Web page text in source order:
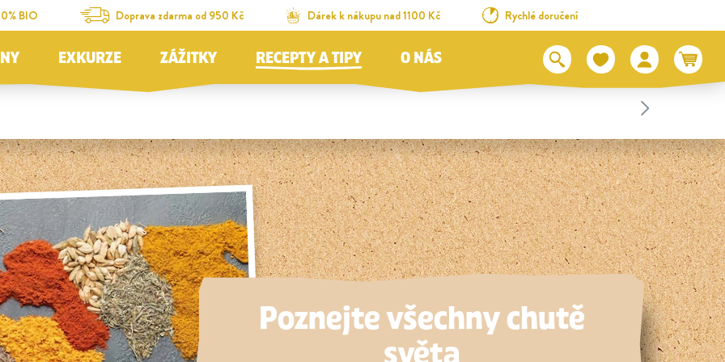
BIO Doprava zdarma od 950 Kč Dárek k nákupu nad 1100 Kč Rychlé doručení
EXKURZE ZÁŽITKY RECEPTY A TIPY O NÁS
Poznejte všechny chutě
světa